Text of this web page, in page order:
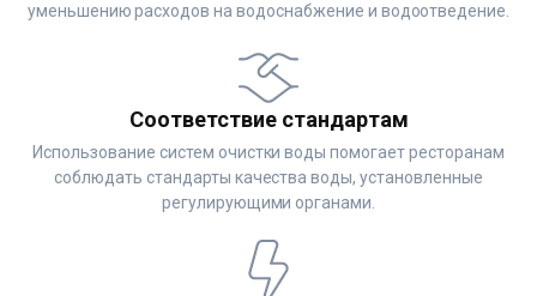
уменьшению расходов на водоснабжение и водоотведение.
Соответствие стандартам
Использование систем очистки воды помогает ресторанам
соблюдать стандарты качества воды, установленные
регулирующими органами.